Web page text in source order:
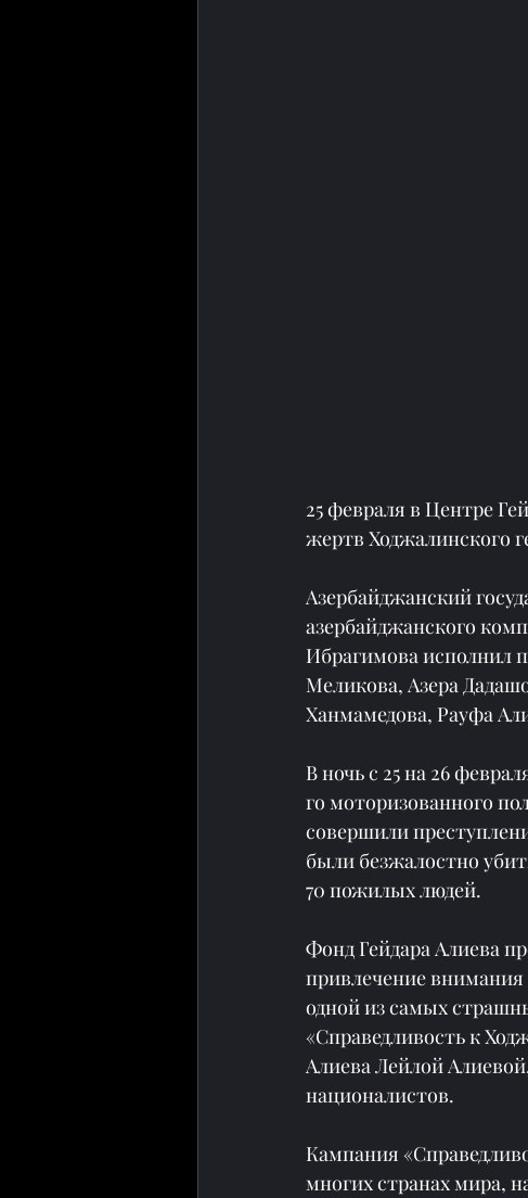
25 февраля в Центре
жертв Ходжалинского
Азербайджанский
азербайджанского
Ибрагимова исполнил
Меликова, Азера
Ханмамедова, Рауфа
В ночь с 25 на 26
го моторизованного
совершили
были безжалостно
70 пожилых людей.
Фонд Гейдара Алиева
привлечение
одной из самых
«Справедливость к
Алиева Лейлой
националистов.
Кампания
многих странах мира,